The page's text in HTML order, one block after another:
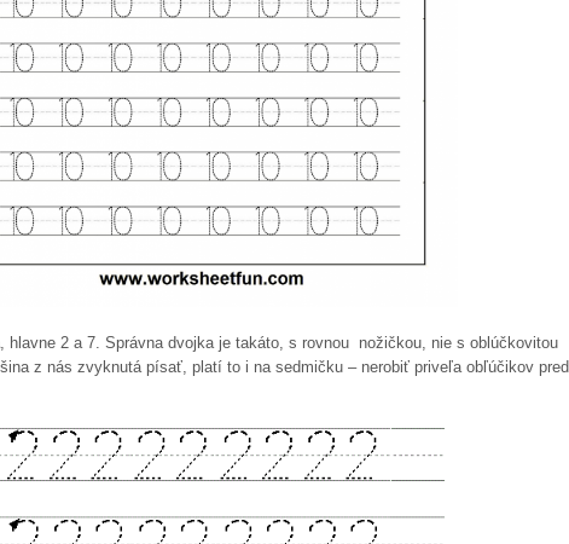
, hlavne 2 a 7. Správna dvojka je takáto, s rovnou nožičkou, nie s oblúčkovitou
z nás zvyknutá písať, platí to i na sedmičku – nerobiť priveľa obľúčikov pred